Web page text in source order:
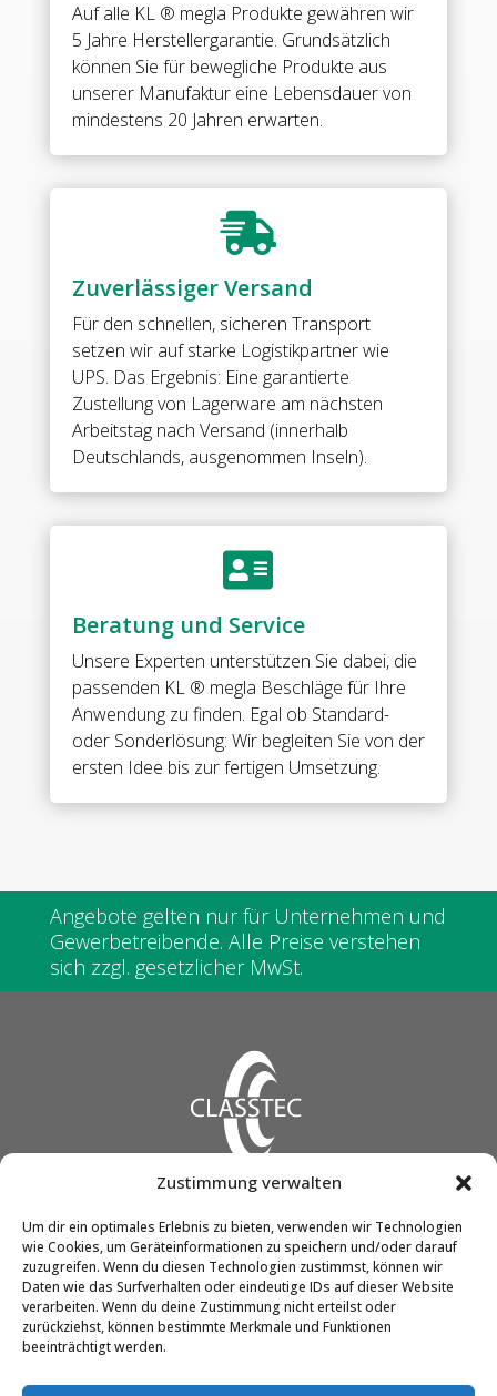
Zustimmung verwalten
Um dir ein optimales Erlebnis zu bieten, verwenden wir Technologien
wie Cookies, um Geräteinformationen zu speichern und/oder darauf
zuzugreifen. Wenn du diesen Technologien zustimmst, können wir
Daten wie das Surfverhalten oder eindeutige IDs auf dieser Website
verarbeiten. Wenn du deine Zustimmung nicht erteilst oder
zurückziehst, können bestimmte Merkmale und Funktionen
beeinträchtigt werden.
Auf alle KL ® megla Produkte gewähren wir
5 Jahre Herstellergarantie. Grundsätzlich
können Sie für bewegliche Produkte aus
unserer Manufaktur eine Lebensdauer von
mindestens 20 Jahren erwarten.

Zuverlässiger Versand
Für den schnellen, sicheren Transport
setzen wir auf starke Logistikpartner wie
UPS. Das Ergebnis: Eine garantierte
Zustellung von Lagerware am nächsten
Arbeitstag nach Versand (innerhalb
Deutschlands, ausgenommen Inseln).

Beratung und Service
Unsere Experten unterstützen Sie dabei, die
passenden KL ® megla Beschläge für Ihre
Anwendung zu finden. Egal ob Standard-
oder Sonderlösung: Wir begleiten Sie von der
ersten Idee bis zur fertigen Umsetzung.
Angebote gelten nur für Unternehmen und
Gewerbetreibende. Alle Preise verstehen
sich zzgl. gesetzlicher MwSt.
CLASSTEC GmbH & Co. KG
Friedrich-Engels-Str. 12
51545 Waldbröl
Telefon:02291 / 90298-0
E-Mail:info@classtec.de